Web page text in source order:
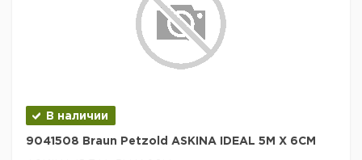
В наличии
9041508 Braun Petzold ASKINA IDEAL 5M X 6CM